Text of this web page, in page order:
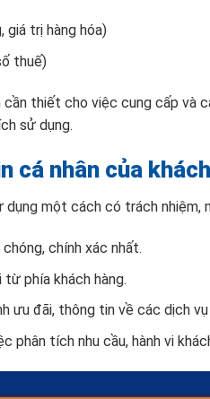
giá trị hàng hóa)
thuế)
thiết cho việc cung cấp và
sử dụng.
cá nhân của
một cách có trách nhiệm,
chính xác nhất.
từ phía khách hàng.
ưu đãi, thông tin về các dịch vụ
phân tích nhu cầu, hành vi